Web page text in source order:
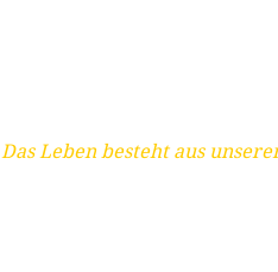
Das Leben besteht aus